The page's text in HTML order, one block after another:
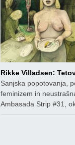
Rikke Villadsen:
Sanjska popotovanja,
feminizem in
Ambasada Strip #31,